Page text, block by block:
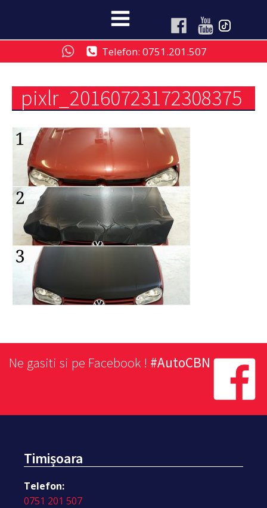
Telefon: 0751.201.507
pixlr_20160723172308375
Ne gasiti si pe Facebook ! #AutoCBN
Timișoara
Telefon:
0751 201 507